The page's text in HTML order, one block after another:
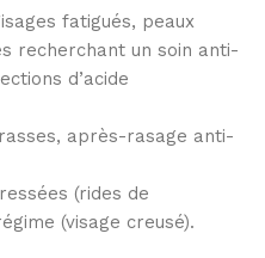
fatigués, peaux
recherchant un soin anti-
d’acide
après-rasage anti-
(rides de
(visage creusé).